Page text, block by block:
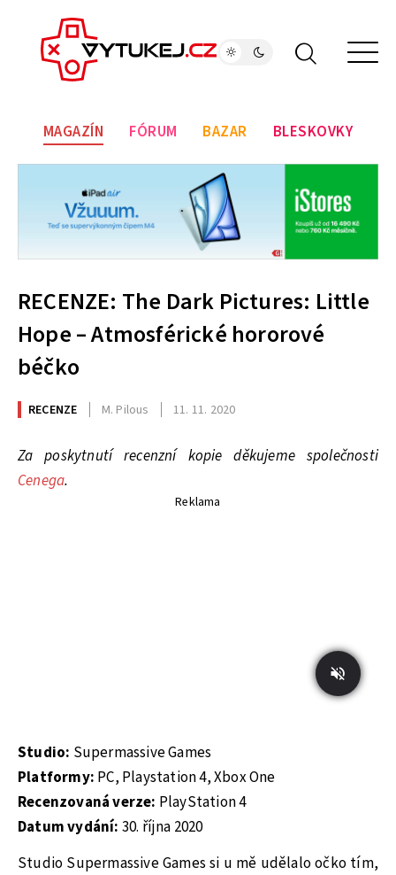
MAGAZÍN FÓRUM BAZAR BLESKOVKY
RECENZE: The Dark Pictures: Little
Hope – Atmosférické hororové
béčko
RECENZE M. Pilous 11. 11. 2020
Za poskytnutí recenzní kopie děkujeme společnosti
Cenega.
Reklama
Studio: Supermassive Games
Platformy: PC, Playstation 4, Xbox One
Recenzovaná verze: PlayStation 4
Datum vydání: 30. října 2020
Studio Supermassive Games si u mě udělalo očko tím,